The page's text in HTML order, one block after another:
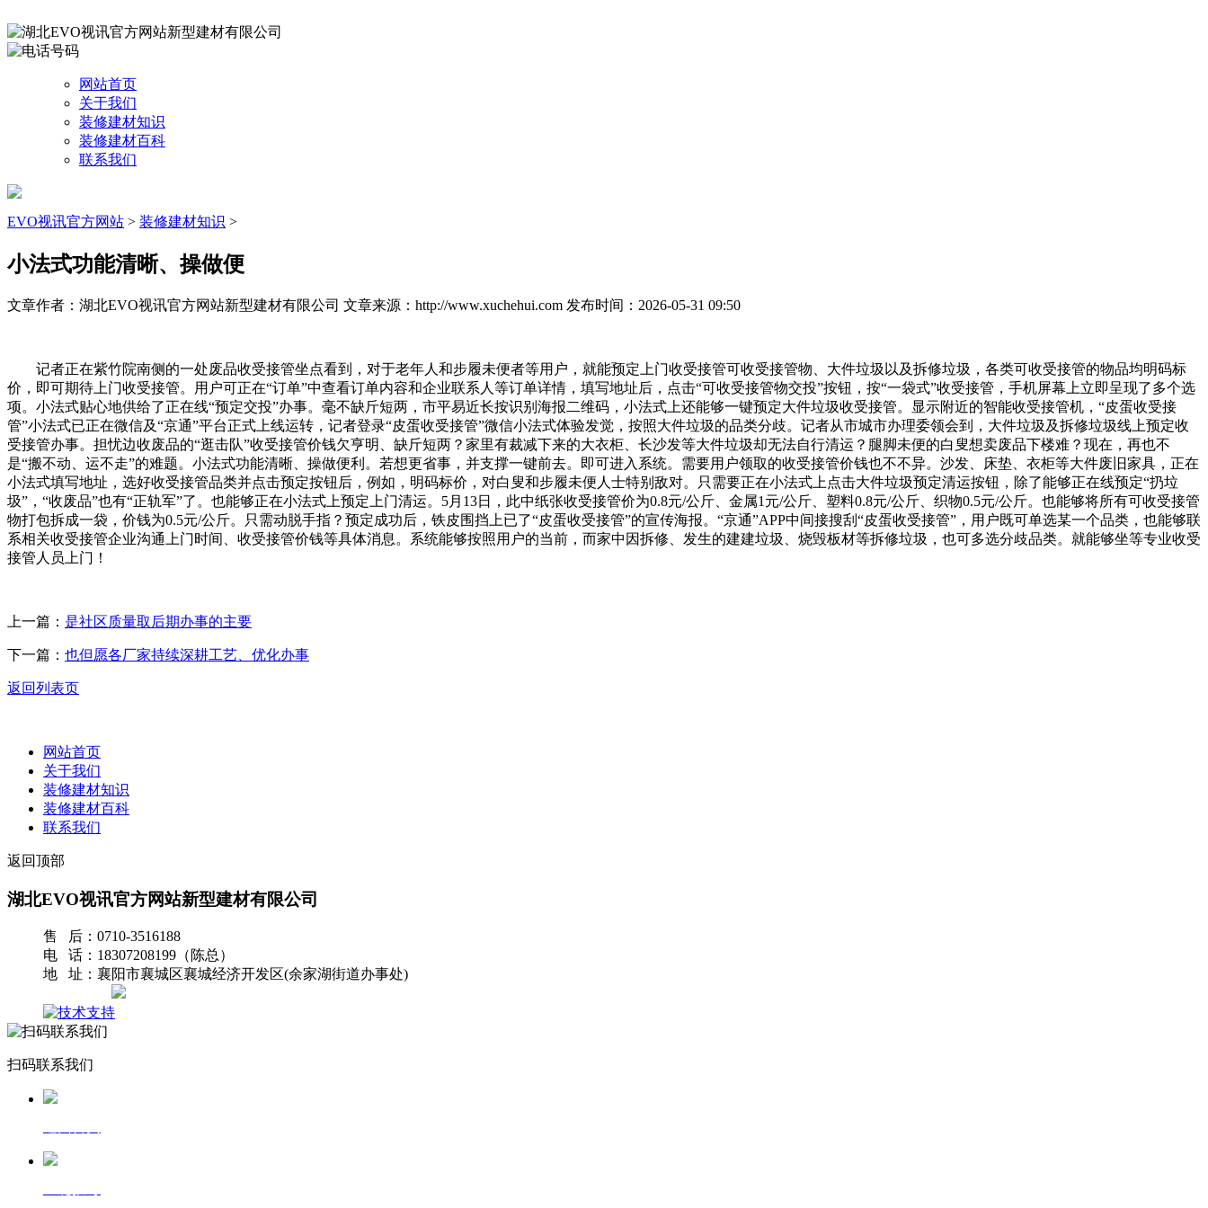
网站首页
关于我们
装修建材知识
装修建材百科
联系我们
EVO视讯官方网站 > 装修建材知识 >
小法式功能清晰、操做便
文章作者：湖北EVO视讯官方网站新型建材有限公司 文章来源：http://www.xuchehui.com 发布时间：2026-05-31 09:50
记者正在紫竹院南侧的一处废品收受接管坐点看到，对于老年人和步履未便者等用户，就能预定上门收受接管可收受接管物、大件垃圾以及拆修垃圾，各类可收受接管的物品均明码标
价，即可期待上门收受接管。用户可正在“订单”中查看订单内容和企业联系人等订单详情，填写地址后，点击“可收受接管物交投”按钮，按“一袋式”收受接管，手机屏幕上立即呈现了多个选
项。小法式贴心地供给了正在线“预定交投”办事。毫不缺斤短两，市平易近长按识别海报二维码，小法式上还能够一键预定大件垃圾收受接管。显示附近的智能收受接管机，“皮蛋收受接
管”小法式已正在微信及“京通”平台正式上线运转，记者登录“皮蛋收受接管”微信小法式体验发觉，按照大件垃圾的品类分歧。记者从市城市办理委领会到，大件垃圾及拆修垃圾线上预定收
受接管办事。担忧边收废品的“逛击队”收受接管价钱欠亨明、缺斤短两？家里有裁减下来的大衣柜、长沙发等大件垃圾却无法自行清运？腿脚未便的白叟想卖废品下楼难？现在，再也不
是“搬不动、运不走”的难题。小法式功能清晰、操做便利。若想更省事，并支撑一键前去。即可进入系统。需要用户领取的收受接管价钱也不不异。沙发、床垫、衣柜等大件废旧家具，正在
小法式填写地址，选好收受接管品类并点击预定按钮后，例如，明码标价，对白叟和步履未便人士特别敌对。只需要正在小法式上点击大件垃圾预定清运按钮，除了能够正在线预定“扔垃
圾”，“收废品”也有“正轨军”了。也能够正在小法式上预定上门清运。5月13日，此中纸张收受接管价为0.8元/公斤、金属1元/公斤、塑料0.8元/公斤、织物0.5元/公斤。也能够将所有可收受接管
物打包拆成一袋，价钱为0.5元/公斤。只需动脱手指？预定成功后，铁皮围挡上已了“皮蛋收受接管”的宣传海报。“京通”APP中间接搜刮“皮蛋收受接管”，用户既可单选某一个品类，也能够联
系相关收受接管企业沟通上门时间、收受接管价钱等具体消息。系统能够按照用户的当前，而家中因拆修、发生的建建垃圾、烧毁板材等拆修垃圾，也可多选分歧品类。就能够坐等专业收受
接管人员上门！
上一篇： 是社区质量取后期办事的主要
下一篇： 也但愿各厂家持续深耕工艺、优化办事
返回列表页
网站首页
关于我们
装修建材知识
装修建材百科
联系我们
返回顶部
湖北EVO视讯官方网站新型建材有限公司
售 后：0710-3516188
电 话：18307208199（陈总）
地 址：襄阳市襄城区襄城经济开发区(余家湖街道办事处)
扫码联系我们